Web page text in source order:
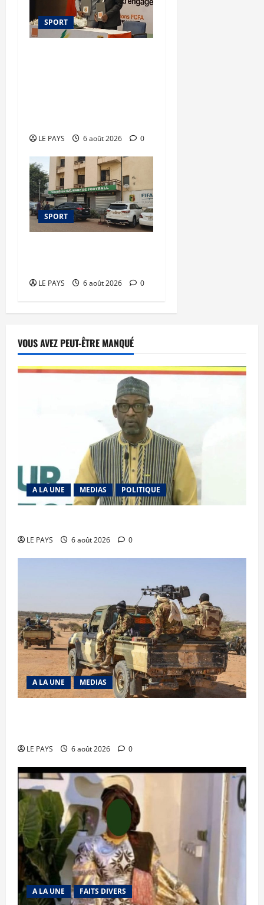
SPORT
LE PAYS 6 août 2026 0
SPORT
LE PAYS 6 août 2026 0
VOUS AVEZ PEUT-ÊTRE MANQUÉ
A LA UNE MEDIAS POLITIQUE
LE PAYS 6 août 2026 0
A LA UNE MEDIAS
LE PAYS 6 août 2026 0
A LA UNE FAITS DIVERS